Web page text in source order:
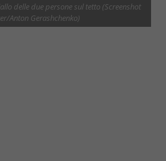
delle due persone sul tetto (Screenshot
Anton Gerashchenko)